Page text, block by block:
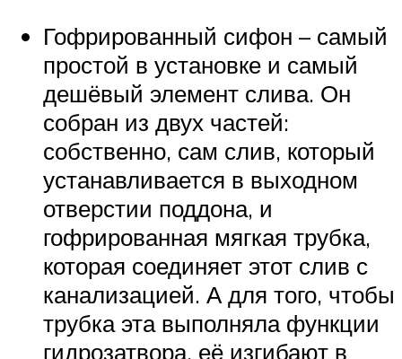
Гофрированный сифон – самый
простой в установке и самый
дешёвый элемент слива. Он
собран из двух частей:
собственно, сам слив, который
устанавливается в выходном
отверстии поддона, и
гофрированная мягкая трубка,
которая соединяет этот слив с
канализацией. А для того, чтобы
трубка эта выполняла функции
гидрозатвора, её изгибают в